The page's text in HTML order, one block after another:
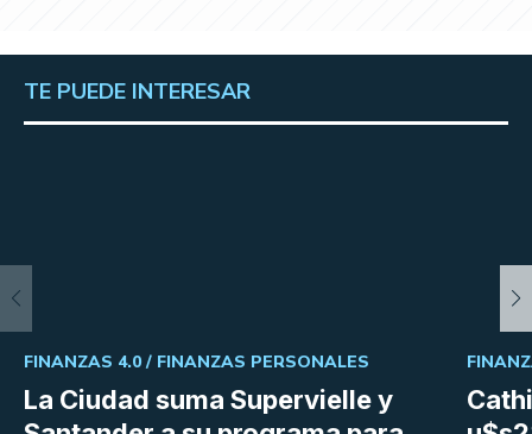
TE PUEDE INTERESAR
La Ciudad suma Supervielle y
FINANZAS 4.0 / FINANZAS PERSONALES